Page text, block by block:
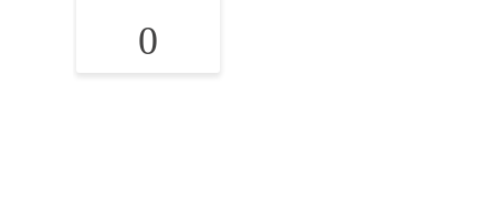
0